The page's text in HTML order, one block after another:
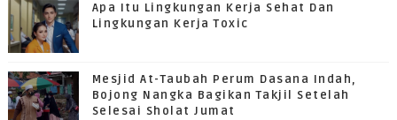
Apa Itu Lingkungan Kerja Sehat Dan
Lingkungan Kerja Toxic
Mesjid At-Taubah Perum Dasana Indah,
Bojong Nangka Bagikan Takjil Setelah
Selesai Sholat Jumat